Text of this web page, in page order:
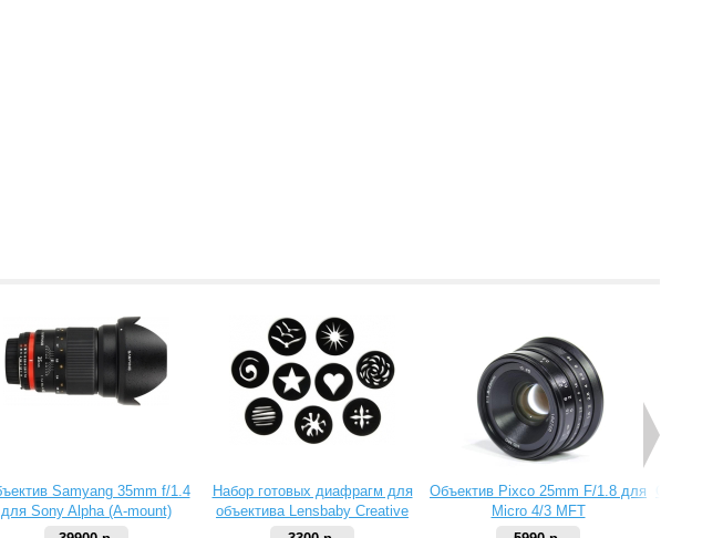
Samyang 35mm f/1.4
для Sony Alpha (A-mount)
Набор готовых диафрагм для
объектива Lensbaby Creative
Aperture Kit 2
Объектив Pixco 25mm F/1.8 для
Micro 4/3 MFT